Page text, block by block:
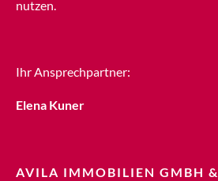
nutzen.
Ihr Ansprechpartner:
Elena Kuner
AVILA IMMOBILIEN GMBH